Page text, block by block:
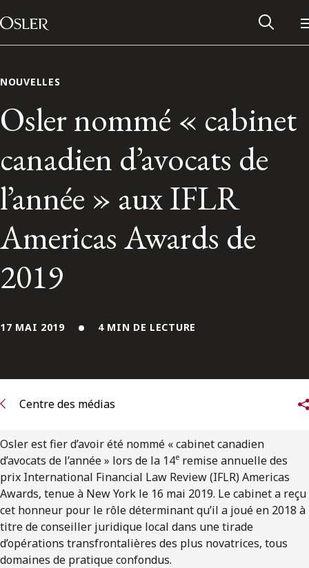
Passer au contenu
Main Navigation
Contactez-nous
S’abonner
NOUVELLES
Osler nommé « cabinet
canadien d’avocats de
l’année » aux IFLR
Americas Awards de
2019
17 MAI 2019 4 MIN DE LECTURE
Centre des médias
Osler est fier d’avoir été nommé « cabinet canadien
d’avocats de l’année » lors de la 14e remise annuelle des
prix International Financial Law Review (IFLR) Americas
Awards, tenue à New York le 16 mai 2019. Le cabinet a reçu
cet honneur pour le rôle déterminant qu’il a joué en 2018 à
titre de conseiller juridique local dans une tirade
d’opérations transfrontalières des plus novatrices, tous
domaines de pratique confondus.